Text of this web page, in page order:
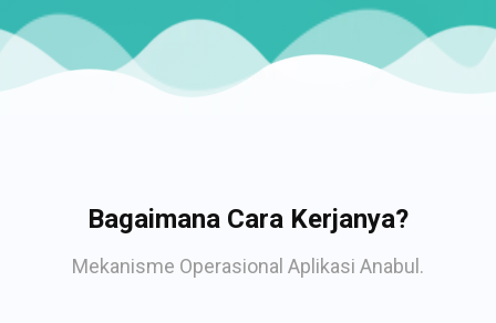
Bagaimana Cara Kerjanya?
Mekanisme Operasional Aplikasi Anabul.